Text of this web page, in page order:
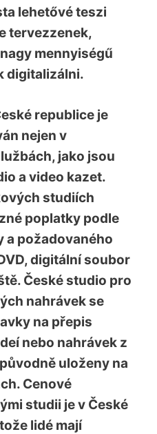
lehetővé teszi
tervezzenek,
mennyiségű
digitalizálni.
republice je
nejen v
jako jsou
a video kazet.
studiích
poplatky podle
a požadovaného
digitální soubor
České studio pro
nahrávek se
na přepis
nebo nahrávek z
uloženy na
Cenové
studii je v České
lidé mají